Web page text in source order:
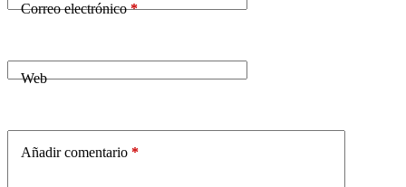
Correo electrónico*
Web
Añadir comentario *